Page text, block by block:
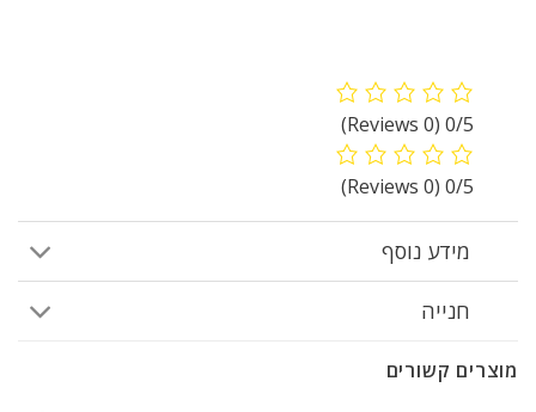
0/5
(0 Reviews)
0/5
(0 Reviews)
מידע נוסף
חנייה
מוצרים קשורים